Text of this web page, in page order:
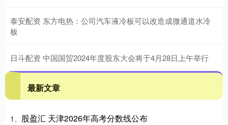
泰安配资 东方电热：公司汽车液冷板可以改造成微通道水冷
板
日斗配资 中国国贸2024年度股东大会将于4月28日上午举行
最新文章
1、 股盈汇 天津2026年高考分数线公布